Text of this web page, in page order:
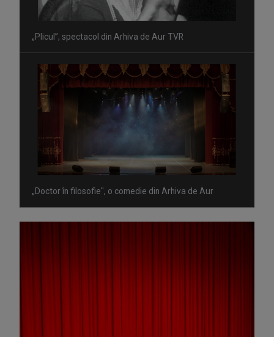
„Plicul”, spectacol din Arhiva de Aur TVR
„Doctor în filosofie", o comedie din Arhiva de Aur